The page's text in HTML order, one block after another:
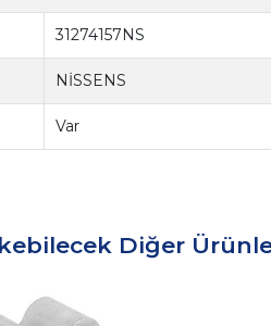
31274157NS
NİSSENS
Var
Diğer